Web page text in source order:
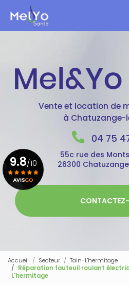
contenu
principal
Vente et location de
à Chatuzange-
04 75
55c rue des
26300
9.8/10
Voir le certificat
Accueil Secteur
Tain-L'hermitage
Réparation fauteuil roulant
L'hermitage